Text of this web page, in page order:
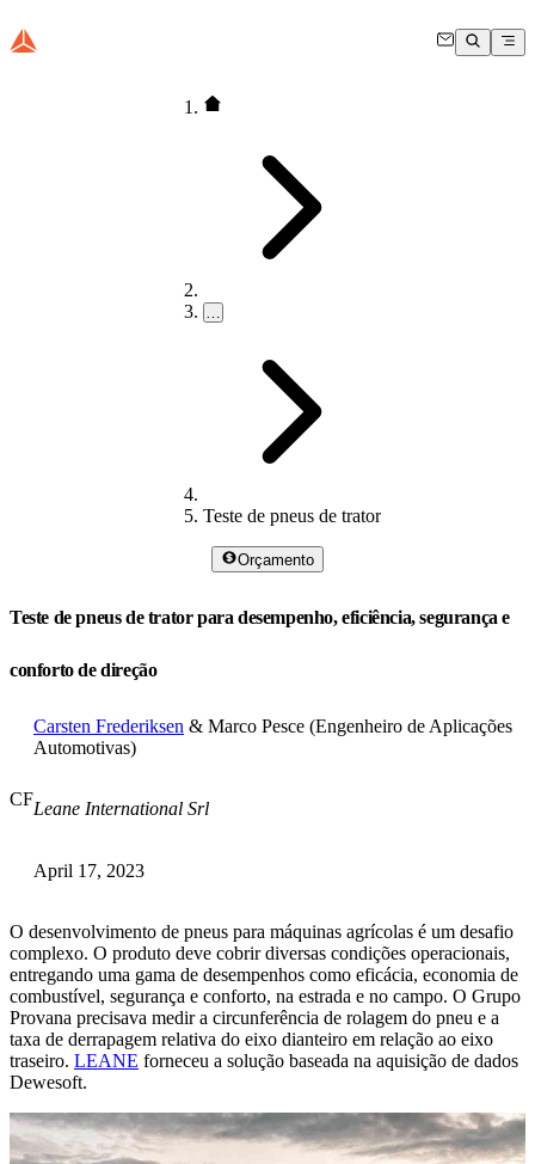
…
Teste de pneus de trator
Orçamento
Teste de pneus de trator para desempenho, eficiência, segurança e
conforto de direção
CF
Carsten Frederiksen & Marco Pesce (Engenheiro de Aplicações
Automotivas)
Leane International Srl
April 17, 2023
O desenvolvimento de pneus para máquinas agrícolas é um desafio
complexo. O produto deve cobrir diversas condições operacionais,
entregando uma gama de desempenhos como eficácia, economia de
combustível, segurança e conforto, na estrada e no campo. O Grupo
Provana precisava medir a circunferência de rolagem do pneu e a
taxa de derrapagem relativa do eixo dianteiro em relação ao eixo
traseiro. LEANE forneceu a solução baseada na aquisição de dados
Dewesoft.